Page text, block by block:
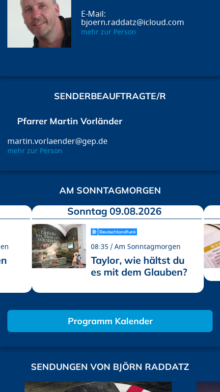
bjoern.raddatz@icloud.com
mehr zur Person
SENDERBEAUFTRAGTE/R
Pfarrer Martin Vorländer
martin.vorlaender@gep.de
mehr zur Person
AM SONNTAGMORGEN
Sonntag 09.08.2026
08:35 Am Sonntagmorgen
Taylor, wie hältst du
es mit dem Glauben?
Programm Kalender
SENDUNGEN VON BJÖRN RADDATZ